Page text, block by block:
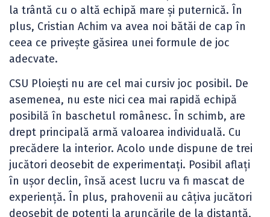
la trântă cu o altă echipă mare și puternică. În
plus, Cristian Achim va avea noi bătăi de cap în
ceea ce privește găsirea unei formule de joc
adecvate.
CSU Ploiești nu are cel mai cursiv joc posibil. De
asemenea, nu este nici cea mai rapidă echipă
posibilă în baschetul românesc. În schimb, are
drept principală armă valoarea individuală. Cu
precădere la interior. Acolo unde dispune de trei
jucători deosebit de experimentați. Posibil aflați
în ușor declin, însă acest lucru va fi mascat de
experiență. În plus, prahovenii au câțiva jucători
deosebit de potenți la aruncările de la distanță,